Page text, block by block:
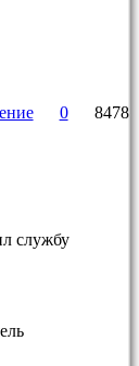
0 8478
службу